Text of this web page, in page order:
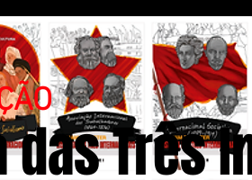
das Três